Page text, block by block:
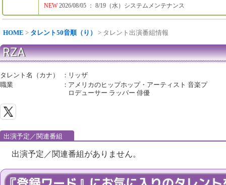
NEW2026/08/05 ： 8/19（水）システムメンテナンス
HOME > タレント50音順（り） > タレント出演番組情報
RZA
タレント名（カナ） ： リッザ
職業
： アメリカのヒップホップ・アーティスト 音楽プ
ロデューサー ラッパー 俳優
出演予定／関連番組
出演予定／関連番組がありません。